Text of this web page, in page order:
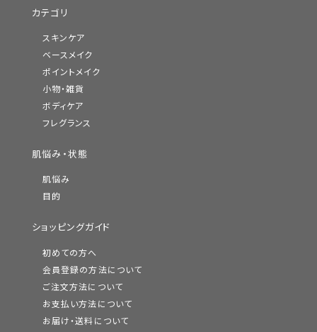
カテゴリ
スキンケア
ベースメイク
ポイントメイク
小物・雑貨
ボディケア
フレグランス
肌悩み・状態
肌悩み
目的
ショッピングガイド
初めての方へ
会員登録の方法について
ご注文方法について
お支払い方法について
お届け・送料について